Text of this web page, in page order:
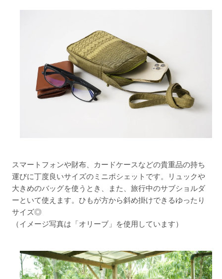
スマートフォンや財布、カードケースなどの貴重品の持ち
運びに丁度良いサイズのミニポシェットです。リュックや
大きめのバッグを使うとき、また、旅行中のサブショルダ
ーといて使えます。ひもが方から斜め掛けできるゆったり
サイズ◎
（イメージ写真は「オリーブ」を使用しています）